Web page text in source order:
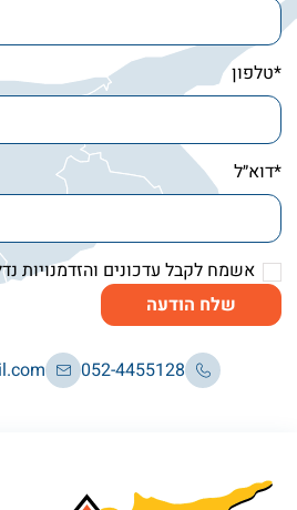
*טלפון
*דוא״ל
אשמח לקבל עדכונים והזדמנויות
שלח הודעה
052-4455128